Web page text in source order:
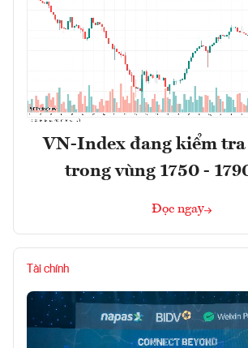
VN-Index đang kiểm tra
trong vùng 1750 -
Đọc ngay
Tài chính